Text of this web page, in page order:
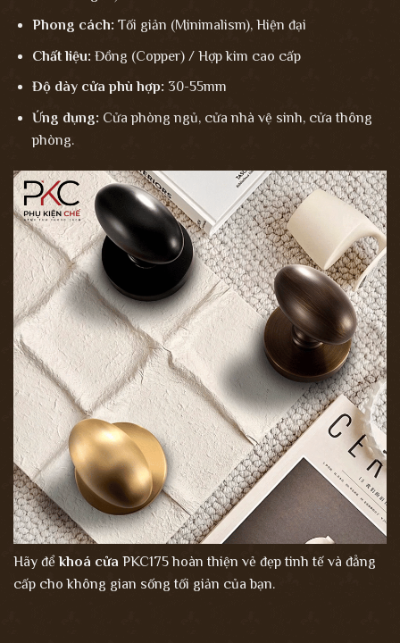
Phong cách: Tối giản (Minimalism), Hiện đại
Chất liệu: Đồng (Copper) / Hợp kim cao cấp
Độ dày cửa phù hợp: 30-55mm
Ứng dụng: Cửa phòng ngủ, cửa nhà vệ sinh, cửa thông
phòng.
Hãy đểkhoá cửa PKC175 hoàn thiện vẻ đẹp tinh tế và đẳng
cấp cho không gian sống tối giản của bạn.